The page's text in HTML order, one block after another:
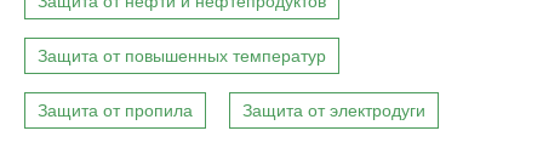
Защита от повышенных температур
Защита от пропила Защита от электродуги